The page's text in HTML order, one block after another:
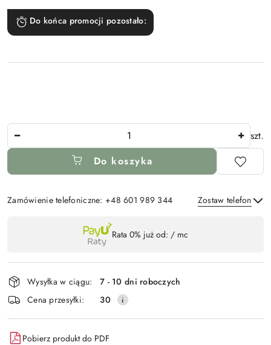
Do końca promocji pozostało:
szt.
Do koszyka
Zamówienie telefoniczne: +48 601 989 344 Zostaw telefon
płatność
i
dostawa
Rata 0% już od: / mc
Wysyłka w ciągu:
7 - 10 dni roboczych
Cena przesyłki:
30
Pobierz produkt do PDF